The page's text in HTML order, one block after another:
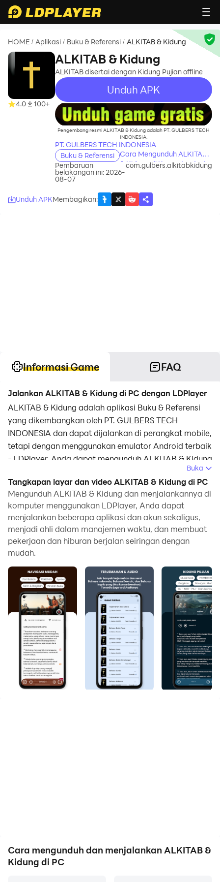
HOME / Aplikasi / Buku & Referensi / ALKITAB & Kidung
4.0 100+
ALKITAB & Kidung
ALKITAB disertai dengan Kidung Pujian offline
Unduh APK
recommend
Pengembang resmi ALKITAB & Kidung adalah PT. GULBERS TECH
INDONESIA.
PT. GULBERS TECH INDONESIA
Buku & Referensi
Cara Mengunduh ALKITAB
& Kidung di Komputer Anda
Pembaruan
belakangan ini: 2026-
08-07
com.gulbers.alkitabkidung
Unduh APKMembagikan:
Informasi Game FAQ
Jalankan ALKITAB & Kidung di PC dengan LDPlayer
ALKITAB & Kidung adalah aplikasi Buku & Referensi
yang dikembangkan oleh PT. GULBERS TECH
INDONESIA dan dapat dijalankan di perangkat mobile,
tetapi dengan menggunakan emulator Android terbaik
- LDPlayer, Anda dapat mengunduh ALKITAB & Kidung
Dengan menjalankan ALKITAB & Kidung di komputer,
Anda dapat menjelajah dengan jelas di layar yang
lebih besar, serta mengendalikan aplikasi dengan
menggunakan mouse dan keyboard jauh lebih cepat
daripada menyentuh layar, dan Anda tidak perlu
khawatir tentang kekuatan perangkat Anda.
Berkat fitur multi-instance dan sinkronisasi, Anda juga
dapat menjalankan aplikasi dan akun ganda di
komputer Anda.
Fungsi transfer file antara emulator dan komputer juga
memudahkan berbagi foto, video, dan file.
Unduh ALKITAB & Kidung dan jalankan di komputer
Anda sekarang dan nikmati layar besar dan kualitas
gambar yang tajam untuk versi PC!
dan NKB
Kidung Pujian yang tersedia terdiri dari kidung berhasa
Buka
Tangkapan layar dan video ALKITAB & Kidung di PC
Mengunduh ALKITAB & Kidung dan menjalankannya di
komputer menggunakan LDPlayer, Anda dapat
menjalankan beberapa aplikasi dan akun sekaligus,
menjadi ahli dalam manajemen waktu, dan membuat
pekerjaan dan hiburan berjalan seiringan dengan
mudah.
Cara mengunduh dan menjalankan ALKITAB &
Kidung di PC